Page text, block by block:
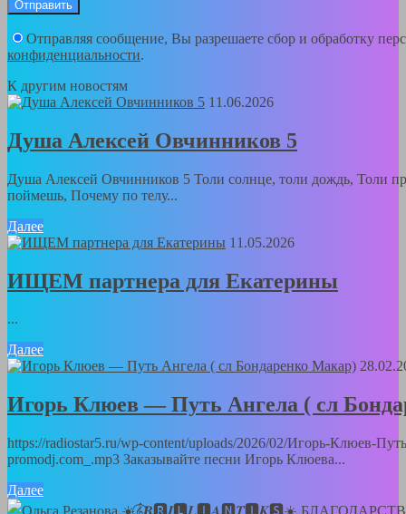
Отправляя сообщение, Вы разрешаете сбор и обработку
конфиденциальности.
К другим новостям
11.06.2026
Душа Алексей Овчинников 5
Душа Алексей Овчинников 5 Толи солнце, толи дождь, Толи
поймешь, Почему по телу...
Далее
11.05.2026
ИЩЕМ партнера для Екатерины
...
Далее
Игорь Клюев — Путь Ангела ( сл
https://radiostar5.ru/wp-content/uploads/2026/02/Игорь-Клюев-
promodj.com_.mp3 Заказывайте песни Игорь Клюева...
Далее